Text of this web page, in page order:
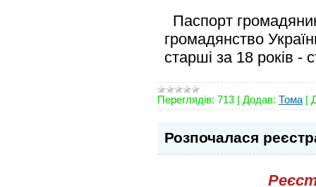
Паспорт
громадянство
старші за 18 років -
Переглядів: 713 | Додав: Тома |
Розпочалася